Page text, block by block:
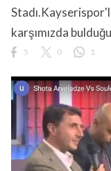
karşımızda
5 0 1